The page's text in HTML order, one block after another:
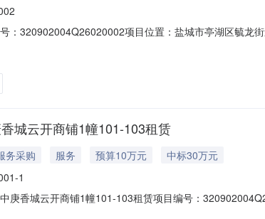
：320902004Q26020002项目位置：盐城市亭湖区毓龙
：121.85平方米联系方式：0515-88858185产权信息乡
：--利用现状：--项目描述：环城村黄海中路6号18-（
城云开商铺1幢101-103租赁
务采购 服务 预算10万元
中标30万元
1
庚香城云开商铺1幢101-103租赁项目编号：